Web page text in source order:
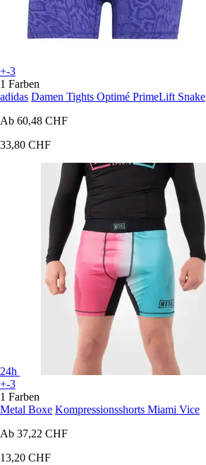
+-3
1 Farben
adidas Damen Tights Optimé PrimeLift Snake
Ab 60,48 CHF
33,80 CHF
24h
+-3
1 Farben
Metal Boxe Kompressionsshorts Miami Vice
Ab 37,22 CHF
13,20 CHF